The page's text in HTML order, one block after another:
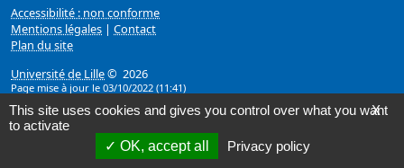
Accessibilité : non conforme
Mentions légales | Contact
Plan du site
Université de Lille© 2026
Page mise à jour le 03/10/2022 (11:41)
X
This site uses cookies and gives you control over what you want
to activate
OK, accept all
Privacy policy